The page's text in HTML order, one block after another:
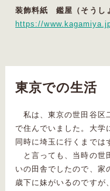
装飾料紙 鑑屋（そう
https://
東京での生活
私は、東京の世田谷区
で住んでいました。大学
同時に埼玉に行くまでは
と言っても、当時の世
いの田舎でしたので、家
歳下に妹がいるのですが